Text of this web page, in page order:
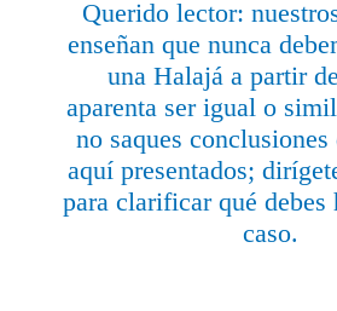
Querido lector:
enseñan que nunca
una Halajá a partir
aparenta ser igual o
no saques conclusiones
aquí presentados;
para clarificar qué debes
caso.